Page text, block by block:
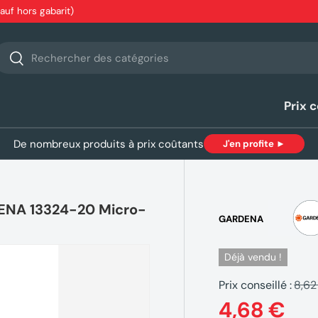
hors gabarit)
Rechercher
Prix
De nombreux produits à prix coûtants J'en profite ►
13324-20 Micro-
GARDENA
Déjà vendu !
Prix conseillé :
4,68 €